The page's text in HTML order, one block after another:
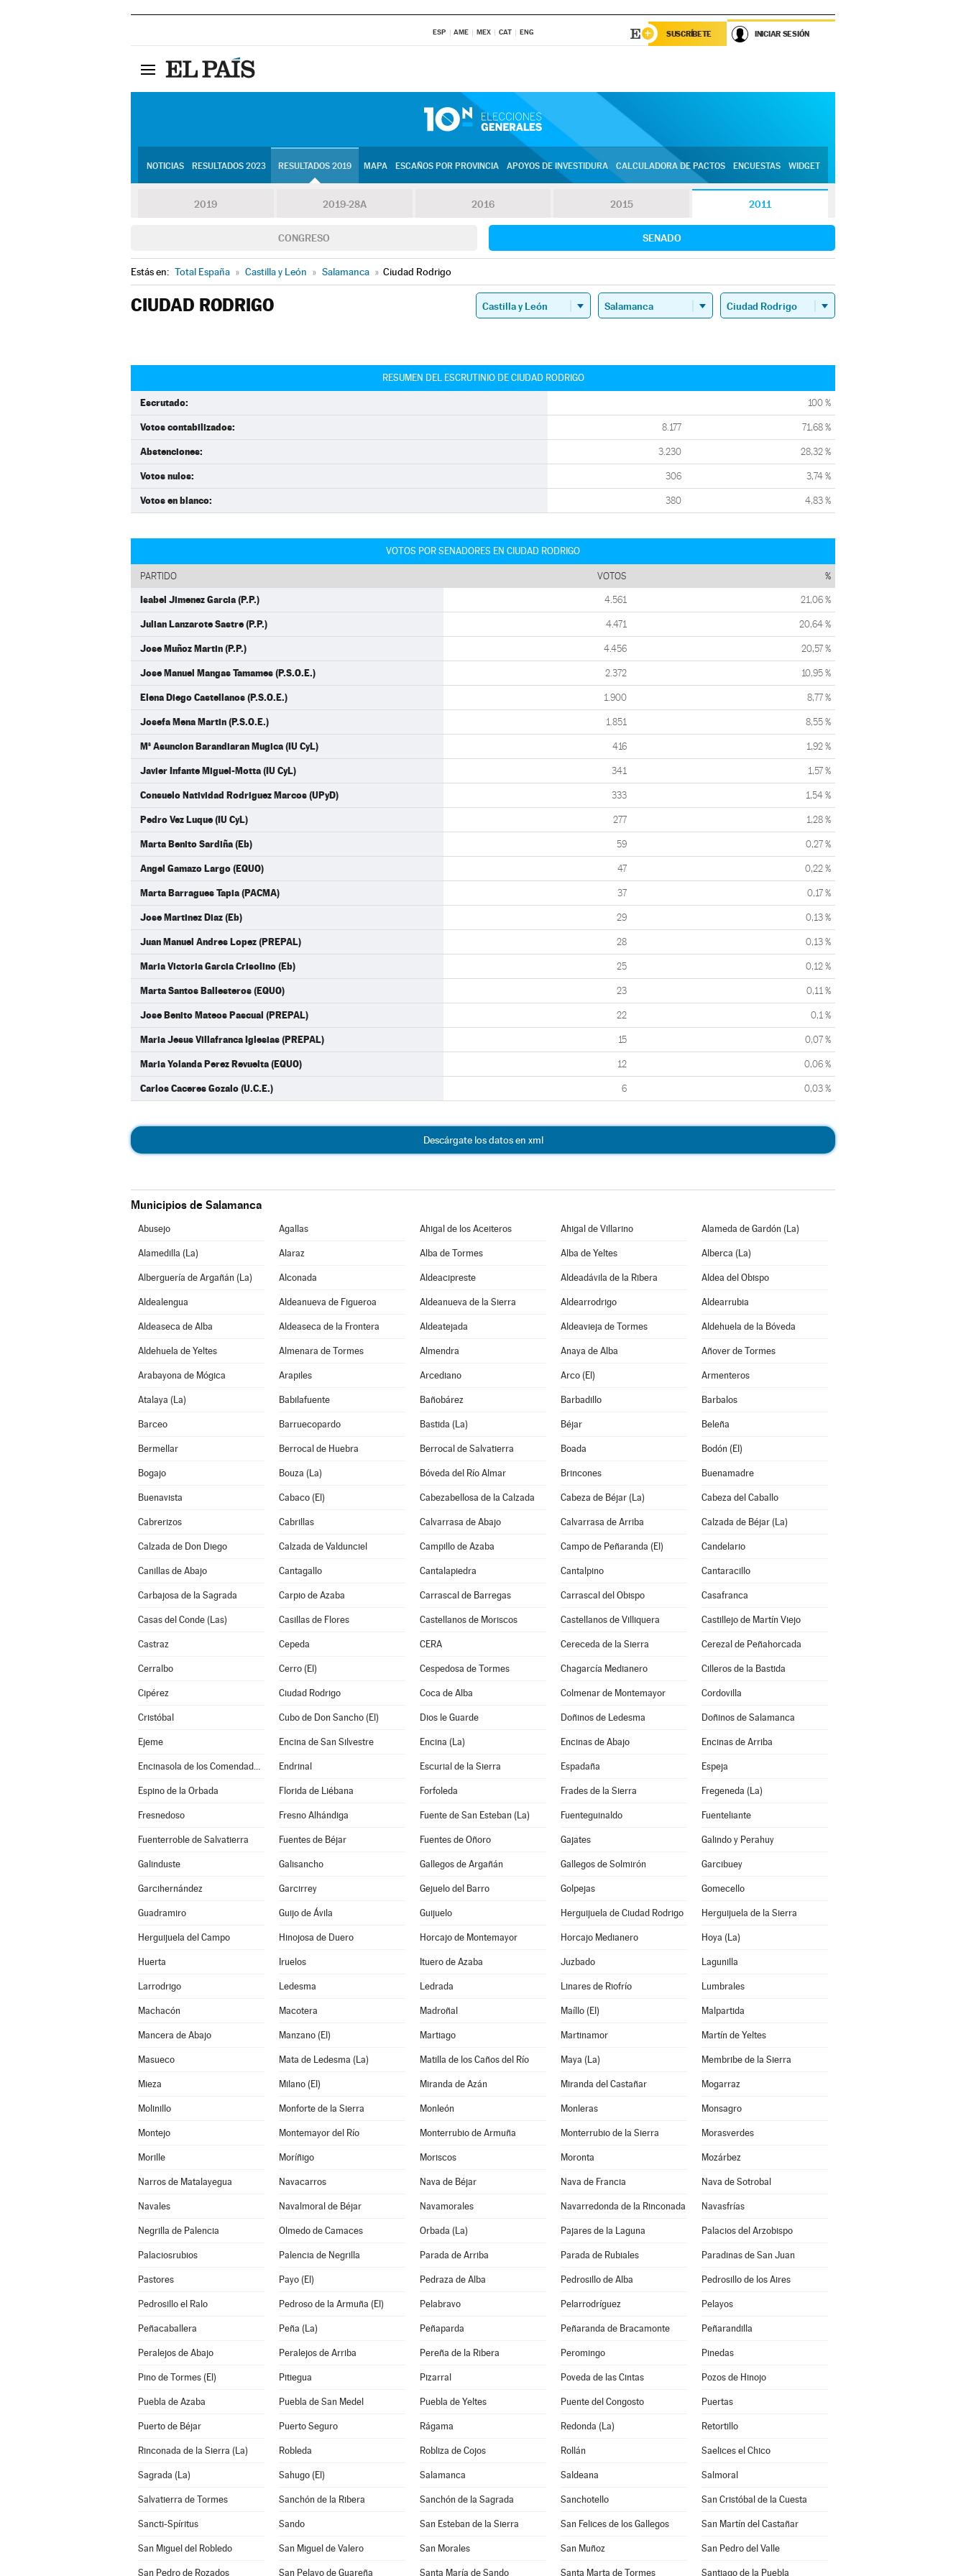
ESP AME MEX CAT ENG SUSCRÍBETE INICIAR SESIÓN
NOTICIAS RESULTADOS 2023 RESULTADOS 2019 MAPA ESCAÑOS POR PROVINCIA APOYOS DE INVESTIDURA CALCULADORA DE PACTOS ENCUESTAS WIDGET
2019 2019-28A 2016 2015 2011
CONGRESO SENADO
Estás en: Total España » Castilla y León » Salamanca » Ciudad Rodrigo
CIUDAD RODRIGO
RESUMEN DEL ESCRUTINIO DE CIUDAD RODRIGO
Escrutado: 100 %
Votos contabilizados: 8.177 71,68 %
Abstenciones: 3.230 28,32 %
Votos nulos: 306 3,74 %
Votos en blanco: 380 4,83 %
VOTOS POR SENADORES EN CIUDAD RODRIGO
PARTIDO VOTOS %
Isabel Jimenez Garcia (P.P.) 4.561 21,06 %
Julian Lanzarote Sastre (P.P.) 4.471 20,64 %
Jose Muñoz Martin (P.P.) 4.456 20,57 %
Jose Manuel Mangas Tamames (P.S.O.E.) 2.372 10,95 %
Elena Diego Castellanos (P.S.O.E.) 1.900 8,77 %
Josefa Mena Martin (P.S.O.E.) 1.851 8,55 %
Mª Asuncion Barandiaran Mugica (IU CyL) 416 1,92 %
Javier Infante Miguel-Motta (IU CyL) 341 1,57 %
Consuelo Natividad Rodriguez Marcos (UPyD) 333 1,54 %
Pedro Vez Luque (IU CyL) 277 1,28 %
Marta Benito Sardiña (Eb) 59 0,27 %
Angel Gamazo Largo (EQUO) 47 0,22 %
Marta Barragues Tapia (PACMA) 37 0,17 %
Jose Martinez Diaz (Eb) 29 0,13 %
Juan Manuel Andres Lopez (PREPAL) 28 0,13 %
Maria Victoria Garcia Crisolino (Eb) 25 0,12 %
Marta Santos Ballesteros (EQUO) 23 0,11 %
Jose Benito Mateos Pascual (PREPAL) 22 0,1 %
Maria Jesus Villafranca Iglesias (PREPAL) 15 0,07 %
Maria Yolanda Perez Revuelta (EQUO) 12 0,06 %
Carlos Caceres Gozalo (U.C.E.) 6 0,03 %
Descárgate los datos en xml
Municipios de Salamanca
Abusejo Agallas Ahigal de los Aceiteros Ahigal de Villarino Alameda de Gardón (La)
Alamedilla (La) Alaraz Alba de Tormes Alba de Yeltes Alberca (La)
Alberguería de Argañán (La) Alconada Aldeacipreste Aldeadávila de la Ribera Aldea del Obispo
Aldealengua Aldeanueva de Figueroa Aldeanueva de la Sierra Aldearrodrigo Aldearrubia
Aldeaseca de Alba Aldeaseca de la Frontera Aldeatejada Aldeavieja de Tormes Aldehuela de la Bóveda
Aldehuela de Yeltes Almenara de Tormes Almendra Anaya de Alba Añover de Tormes
Arabayona de Mógica Arapiles Arcediano Arco (El) Armenteros
Atalaya (La) Babilafuente Bañobárez Barbadillo Barbalos
Barceo Barruecopardo Bastida (La) Béjar Beleña
Bermellar Berrocal de Huebra Berrocal de Salvatierra Boada Bodón (El)
Bogajo Bouza (La) Bóveda del Río Almar Brincones Buenamadre
Buenavista Cabaco (El) Cabezabellosa de la Calzada Cabeza de Béjar (La) Cabeza del Caballo
Cabrerizos Cabrillas Calvarrasa de Abajo Calvarrasa de Arriba Calzada de Béjar (La)
Calzada de Don Diego Calzada de Valdunciel Campillo de Azaba Campo de Peñaranda (El) Candelario
Canillas de Abajo Cantagallo Cantalapiedra Cantalpino Cantaracillo
Carbajosa de la Sagrada Carpio de Azaba Carrascal de Barregas Carrascal del Obispo Casafranca
Casas del Conde (Las) Casillas de Flores Castellanos de Moriscos Castellanos de Villiquera Castillejo de Martín Viejo
Castraz Cepeda CERA Cereceda de la Sierra Cerezal de Peñahorcada
Cerralbo Cerro (El) Cespedosa de Tormes Chagarcía Medianero Cilleros de la Bastida
Cipérez Ciudad Rodrigo Coca de Alba Colmenar de Montemayor Cordovilla
Cristóbal Cubo de Don Sancho (El) Dios le Guarde Doñinos de Ledesma Doñinos de Salamanca
Ejeme Encina de San Silvestre Encina (La) Encinas de Abajo Encinas de Arriba
Encinasola de los Comendadores Endrinal Escurial de la Sierra Espadaña Espeja
Espino de la Orbada Florida de Liébana Forfoleda Frades de la Sierra Fregeneda (La)
Fresnedoso Fresno Alhándiga Fuente de San Esteban (La) Fuenteguinaldo Fuenteliante
Fuenterroble de Salvatierra Fuentes de Béjar Fuentes de Oñoro Gajates Galindo y Perahuy
Galinduste Galisancho Gallegos de Argañán Gallegos de Solmirón Garcibuey
Garcihernández Garcirrey Gejuelo del Barro Golpejas Gomecello
Guadramiro Guijo de Ávila Guijuelo Herguijuela de Ciudad Rodrigo Herguijuela de la Sierra
Herguijuela del Campo Hinojosa de Duero Horcajo de Montemayor Horcajo Medianero Hoya (La)
Huerta Iruelos Ituero de Azaba Juzbado Lagunilla
Larrodrigo Ledesma Ledrada Linares de Riofrío Lumbrales
Machacón Macotera Madroñal Maíllo (El) Malpartida
Mancera de Abajo Manzano (El) Martiago Martinamor Martín de Yeltes
Masueco Mata de Ledesma (La) Matilla de los Caños del Río Maya (La) Membribe de la Sierra
Mieza Milano (El) Miranda de Azán Miranda del Castañar Mogarraz
Molinillo Monforte de la Sierra Monleón Monleras Monsagro
Montejo Montemayor del Río Monterrubio de Armuña Monterrubio de la Sierra Morasverdes
Morille Moríñigo Moriscos Moronta Mozárbez
Narros de Matalayegua Navacarros Nava de Béjar Nava de Francia Nava de Sotrobal
Navales Navalmoral de Béjar Navamorales Navarredonda de la Rinconada Navasfrías
Negrilla de Palencia Olmedo de Camaces Orbada (La) Pajares de la Laguna Palacios del Arzobispo
Palaciosrubios Palencia de Negrilla Parada de Arriba Parada de Rubiales Paradinas de San Juan
Pastores Payo (El) Pedraza de Alba Pedrosillo de Alba Pedrosillo de los Aires
Pedrosillo el Ralo Pedroso de la Armuña (El) Pelabravo Pelarrodríguez Pelayos
Peñacaballera Peña (La) Peñaparda Peñaranda de Bracamonte Peñarandilla
Peralejos de Abajo Peralejos de Arriba Pereña de la Ribera Peromingo Pinedas
Pino de Tormes (El) Pitiegua Pizarral Poveda de las Cintas Pozos de Hinojo
Puebla de Azaba Puebla de San Medel Puebla de Yeltes Puente del Congosto Puertas
Puerto de Béjar Puerto Seguro Rágama Redonda (La) Retortillo
Rinconada de la Sierra (La) Robleda Robliza de Cojos Rollán Saelices el Chico
Sagrada (La) Sahugo (El) Salamanca Saldeana Salmoral
Salvatierra de Tormes Sanchón de la Ribera Sanchón de la Sagrada Sanchotello San Cristóbal de la Cuesta
Sancti-Spíritus Sando San Esteban de la Sierra San Felices de los Gallegos San Martín del Castañar
San Miguel del Robledo San Miguel de Valero San Morales San Muñoz San Pedro del Valle
San Pedro de Rozados San Pelayo de Guareña Santa María de Sando Santa Marta de Tormes Santiago de la Puebla